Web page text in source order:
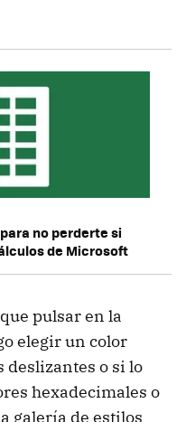
no perderte si
de Microsoft
pulsar en la
elegir un color
deslizantes o si lo
hexadecimales o
galería de estilos